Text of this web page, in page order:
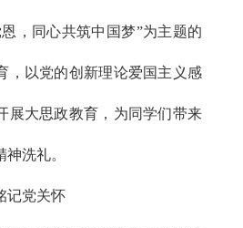
，同心共筑中国梦”为主题的
，以党的创新理论爱国主义感
展大思政教育，为同学们带来
洗礼。
记党关怀